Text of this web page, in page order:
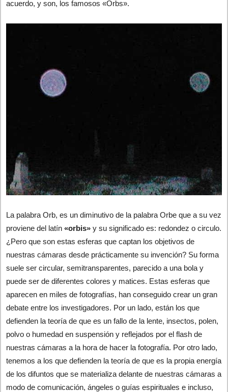
acuerdo, y son, los famosos «Orbs».
La palabra Orb, es un diminutivo de la palabra Orbe que a su vez
proviene del latín «orbis» y su significado es: redondez o circulo.
¿Pero que son estas esferas que captan los objetivos de
nuestras cámaras desde prácticamente su invención? Su forma
suele ser circular, semitransparentes, parecido a una bola y
puede ser de diferentes colores y matices. Estas esferas que
aparecen en miles de fotografías, han conseguido crear un gran
debate entre los investigadores. Por un lado, están los que
defienden la teoría de que es un fallo de la lente, insectos, polen,
polvo o humedad en suspensión y reflejados por el flash de
nuestras cámaras a la hora de hacer la fotografía. Por otro lado,
tenemos a los que defienden la teoría de que es la propia energía
de los difuntos que se materializa delante de nuestras cámaras a
modo de comunicación, ángeles o guías espirituales e incluso,